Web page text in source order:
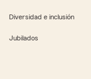
Diversidad e inclusión
Jubilados